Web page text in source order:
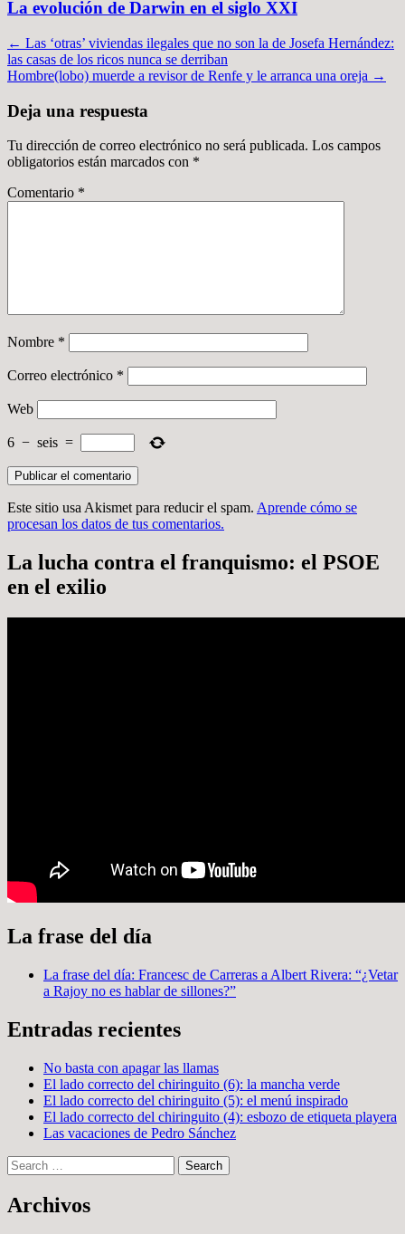
La evolución de Darwin en el siglo XXI
Navegación
por
← Las ‘otras’ viviendas ilegales que no son la de Josefa Hernández:
las casas de los ricos nunca se derriban
Hombre(lobo) muerde a revisor de Renfe y le arranca una oreja →
Deja una respuesta
Tu dirección de correo electrónico no será publicada. Los campos
obligatorios están marcados con *
Comentario *
Nombre *
Correo electrónico *
Web
6 − seis =
Este sitio usa Akismet para reducir el spam. Aprende cómo se
procesan los datos de tus comentarios.
La lucha contra el franquismo: el PSOE
en el exilio
La frase del día
La frase del día: Francesc de Carreras a Albert Rivera: “¿Vetar
a Rajoy no es hablar de sillones?”
Entradas recientes
No basta con apagar las llamas
El lado correcto del chiringuito (6): la mancha verde
El lado correcto del chiringuito (5): el menú inspirado
El lado correcto del chiringuito (4): esbozo de etiqueta playera
Las vacaciones de Pedro Sánchez
Search
Archivos